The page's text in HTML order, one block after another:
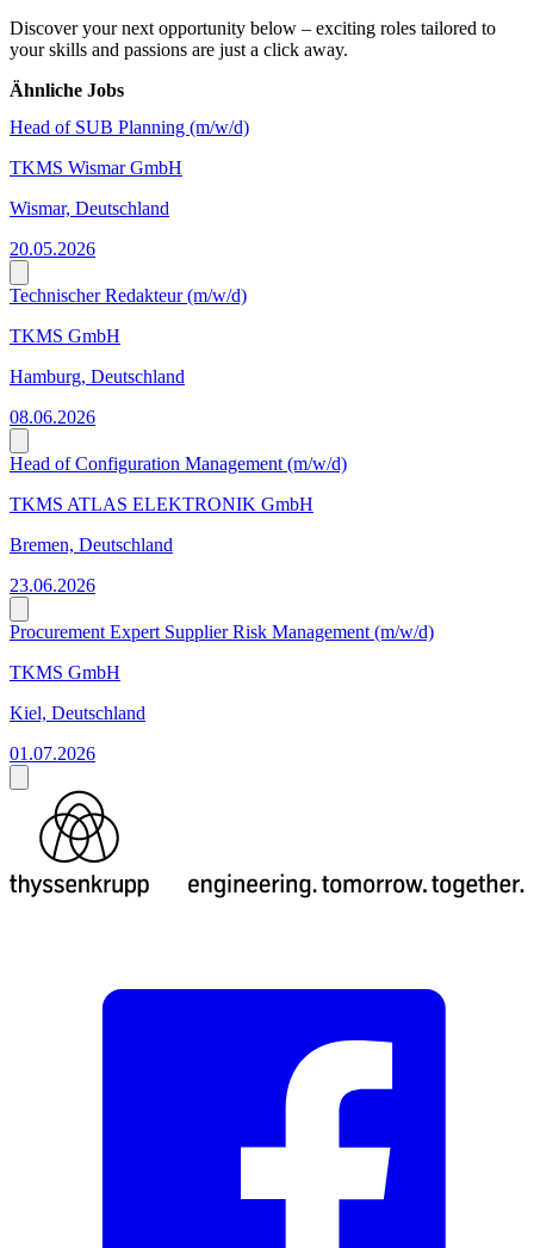
Discover your next opportunity below – exciting roles tailored to
your skills and passions are just a click away.
Ähnliche Jobs
Head of SUB Planning (m/w/d)
TKMS Wismar GmbH
Wismar, Deutschland
20.05.2026
Technischer Redakteur (m/w/d)
TKMS GmbH
Hamburg, Deutschland
08.06.2026
Head of Configuration Management (m/w/d)
TKMS ATLAS ELEKTRONIK GmbH
Bremen, Deutschland
23.06.2026
Procurement Expert Supplier Risk Management (m/w/d)
TKMS GmbH
Kiel, Deutschland
01.07.2026